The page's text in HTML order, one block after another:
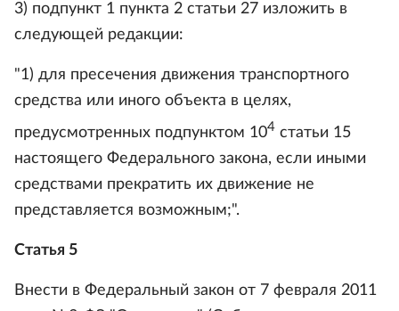
3) подпункт 1 пункта 2 статьи 27 изложить в
следующей редакции:
"1) для пресечения движения транспортного
средства или иного объекта в целях,
предусмотренных подпунктом 104 статьи 15
настоящего Федерального закона, если иными
средствами прекратить их движение не
представляется возможным;".
Статья 5
Внести в Федеральный закон от 7 февраля 2011